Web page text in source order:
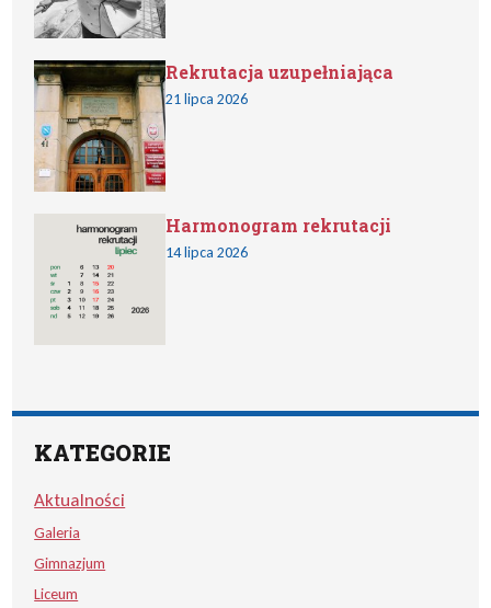
Rekrutacja uzupełniająca
21 lipca 2026
Harmonogram rekrutacji
14 lipca 2026
KATEGORIE
Aktualności
Galeria
Gimnazjum
Liceum